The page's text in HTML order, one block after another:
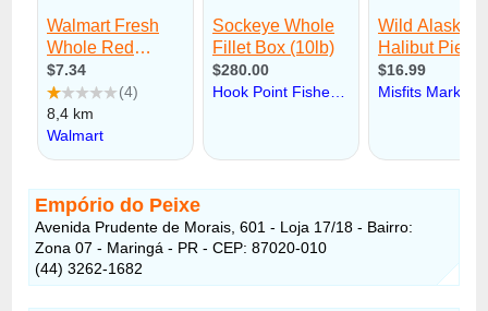
Empório do Peixe
Avenida Prudente de Morais, 601 - Loja 17/18 - Bairro:
Zona 07 - Maringá - PR - CEP: 87020-010
(44) 3262-1682